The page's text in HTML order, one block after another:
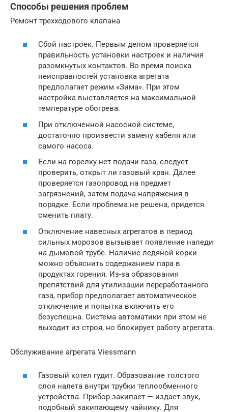
Способы решения проблем
Ремонт трехходового клапана
Сбой настроек. Первым делом проверяется
правильность установки настроек и наличия
разомкнутых контактов. Во время поиска
неисправностей установка агрегата
предполагает режим «Зима». При этом
настройка выставляется на максимальной
температуре обогрева.
При отключенной насосной системе,
достаточно произвести замену кабеля или
самого насоса.
Если на горелку нет подачи газа, следует
проверить, открыт ли газовый кран. Далее
проверяется газопровод на предмет
загрязнений, затем подача напряжения в
порядке. Если проблема не решена, придется
сменить плату.
Отключение навесных агрегатов в период
сильных морозов вызывает появление наледи
на дымовой трубе. Наличие ледяной корки
можно объяснить содержанием пара в
продуктах горения. Из-за образования
препятствий для утилизации переработанного
газа, прибор предполагает автоматическое
отключение и попытка включить его
безуспешна. Система автоматики при этом не
выходит из строя, но блокирует работу агрегата.
Обслуживание агрегата Viessmann
Газовый котел гудит. Образование толстого
слоя налета внутри трубки теплообменного
устройства. Прибор закипает — издает звук,
подобный закипающему чайнику. Для